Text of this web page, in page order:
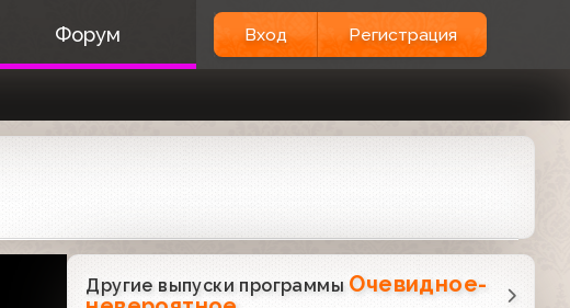
Форум Вход Регистрация
Другие выпуски программы Очевидное-